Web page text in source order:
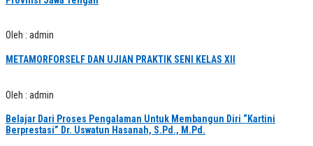
Oleh : admin
METAMORFORSELF DAN UJIAN PRAKTIK SENI KELAS XII
Oleh : admin
Belajar Dari Proses Pengalaman Untuk Membangun Diri “Kartini
Berprestasi” Dr. Uswatun Hasanah, S.Pd., M.Pd.